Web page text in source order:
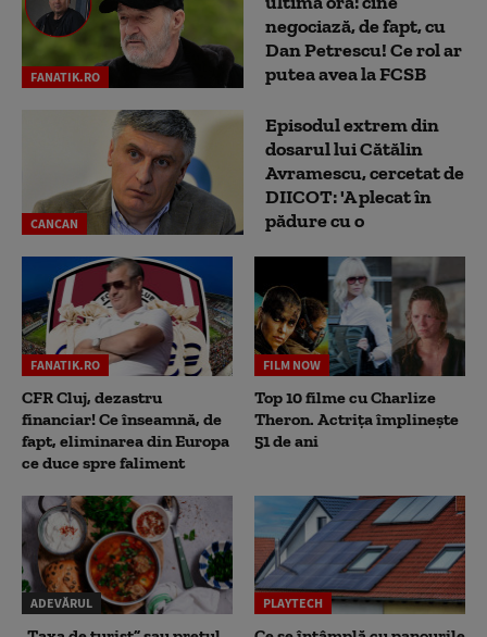
FANATIK.RO
negociază, de fapt, cu
Dan Petrescu! Ce rol ar
putea avea la FCSB
CANCAN
Episodul extrem din
dosarul lui Cătălin
Avramescu, cercetat de
DIICOT: 'A plecat în
pădure cu o
FANATIK.RO
CFR Cluj, dezastru
financiar! Ce înseamnă, de
fapt, eliminarea din Europa
ce duce spre faliment
FILM NOW
Top 10 filme cu Charlize
Theron. Actrița împlinește
51 de ani
ADEVĂRUL PLAYTECH